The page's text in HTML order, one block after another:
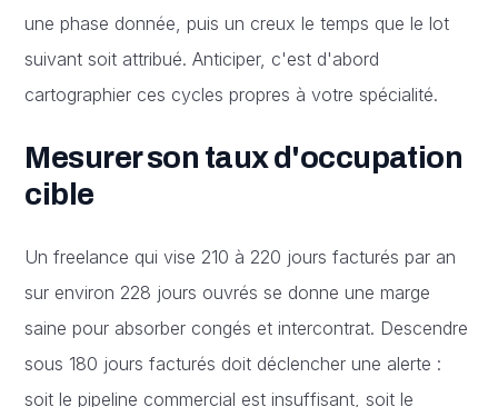
une phase donnée, puis un creux le temps que le lot
suivant soit attribué. Anticiper, c'est d'abord
cartographier ces cycles propres à votre spécialité.
Mesurer son taux d'occupation
cible
Un freelance qui vise 210 à 220 jours facturés par an
sur environ 228 jours ouvrés se donne une marge
saine pour absorber congés et intercontrat. Descendre
sous 180 jours facturés doit déclencher une alerte :
soit le pipeline commercial est insuffisant, soit le